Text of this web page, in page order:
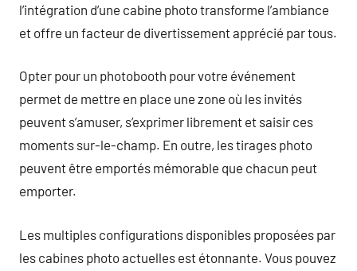
l’intégration d’une cabine photo transforme l’ambiance
et offre un facteur de divertissement apprécié par tous.
Opter pour un photobooth pour votre événement
permet de mettre en place une zone où les invités
peuvent s’amuser, s’exprimer librement et saisir ces
moments sur-le-champ. En outre, les tirages photo
peuvent être emportés mémorable que chacun peut
emporter.
Les multiples configurations disponibles proposées par
les cabines photo actuelles est étonnante. Vous pouvez